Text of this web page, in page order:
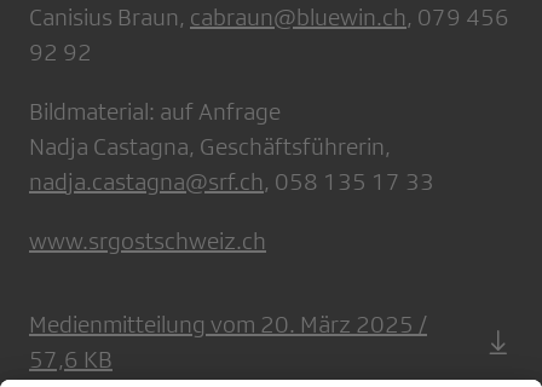
Canisius Braun, cabraun@bluewin.ch, 079 456
92 92
Bildmaterial: auf Anfrage
Nadja Castagna, Geschäftsführerin,
nadja.castagna@srf.ch, 058 135 17 33
www.srgostschweiz.ch
Medienmitteilung vom 20. März 2025 /
57,6 KB